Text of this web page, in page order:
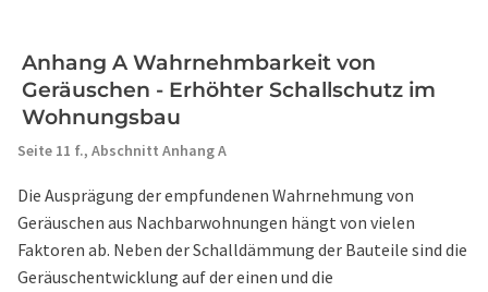
Anhang A Wahrnehmbarkeit von
Geräuschen - Erhöhter Schallschutz im
Wohnungsbau
Seite 11 f., Abschnitt Anhang A
Die Ausprägung der empfundenen Wahrnehmung von
Geräuschen aus Nachbarwohnungen hängt von vielen
Faktoren ab. Neben der Schalldämmung der Bauteile sind die
Geräuschentwicklung auf der einen und die